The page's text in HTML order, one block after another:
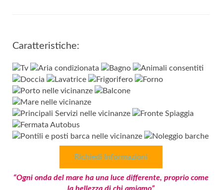
Caratteristiche:
Richiedi Informazioni
“Ogni onda del mare ha una luce differente, proprio come
la bellezza di chi amiamo”